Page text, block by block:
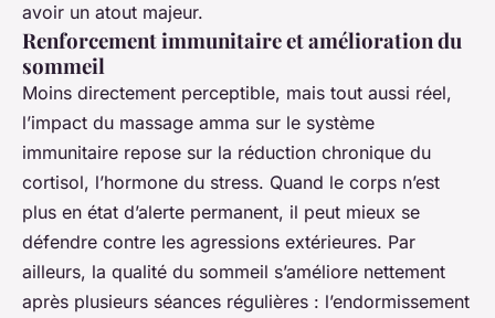
avoir un atout majeur.
Renforcement immunitaire et amélioration du
sommeil
Moins directement perceptible, mais tout aussi réel,
l’impact du massage amma sur le système
immunitaire repose sur la réduction chronique du
cortisol, l’hormone du stress. Quand le corps n’est
plus en état d’alerte permanent, il peut mieux se
défendre contre les agressions extérieures. Par
ailleurs, la qualité du sommeil s’améliore nettement
après plusieurs séances régulières : l’endormissement